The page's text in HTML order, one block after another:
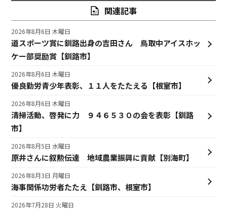
関連記事
道スポーツ賞に釧路出身の吉田さん 鳥取中アイスホッ
ケー部奨励賞【釧路市】
2026年8月6日 木曜日
優良勤労青少年表彰、１１人をたたえる【根室市】
2026年8月6日 木曜日
清掃活動、啓発に力 ９４６５３０の会を表彰【釧路
市】
2026年8月6日 木曜日
原井さんに叙勲伝達 地域農業振興に貢献【別海町】
2026年8月5日 水曜日
海事関係功労者たたえ【釧路市、根室市】
2026年8月3日 月曜日
2026年7月28日 火曜日